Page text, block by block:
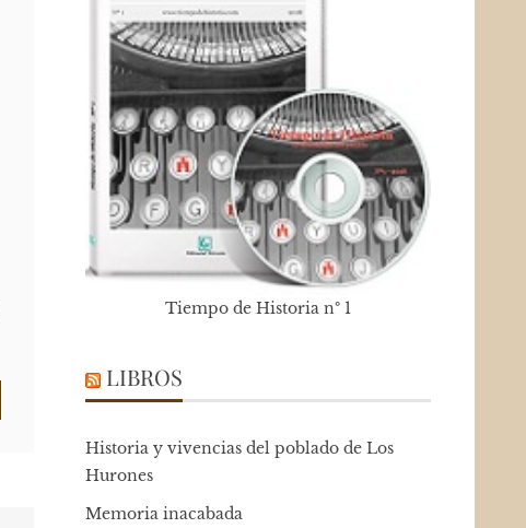
Tiempo de Historia nº 1
LIBROS
Historia y vivencias del poblado de Los
Hurones
Memoria inacabada